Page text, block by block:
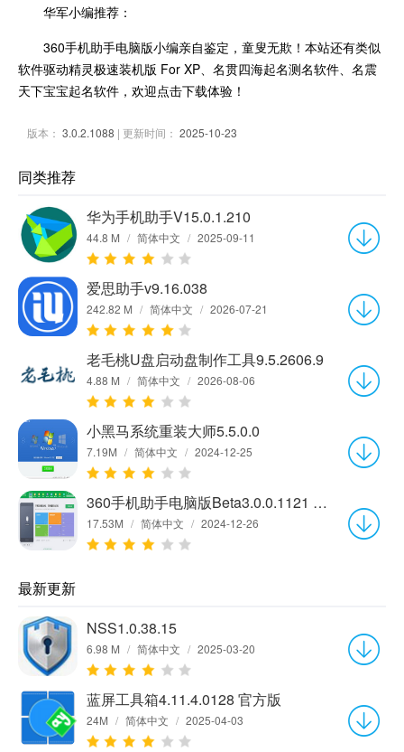
华军小编推荐：
360手机助手电脑版小编亲自鉴定，童叟无欺！本站还有类似
软件驱动精灵极速装机版 For XP、名贯四海起名测名软件、名震
天下宝宝起名软件，欢迎点击下载体验！
版本： 3.0.2.1088 | 更新时间： 2025-10-23
同类推荐
华为手机助手V15.0.1.210
44.8 M / 简体中文 / 2025-09-11
爱思助手v9.16.038
242.82 M / 简体中文 / 2026-07-21
老毛桃U盘启动盘制作工具9.5.2606.9
4.88 M / 简体中文 / 2026-08-06
小黑马系统重装大师5.5.0.0
7.19M / 简体中文 / 2024-12-25
360手机助手电脑版Beta3.0.0.1121 官方版
17.53M / 简体中文 / 2024-12-26
最新更新
NSS1.0.38.15
6.98 M / 简体中文 / 2025-03-20
蓝屏工具箱4.11.4.0128 官方版
24M / 简体中文 / 2025-04-03